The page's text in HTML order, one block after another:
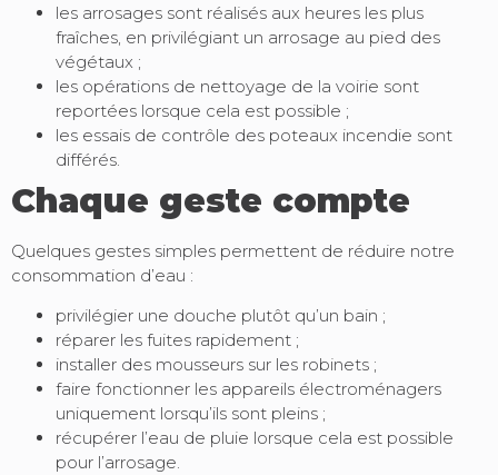
les arrosages sont réalisés aux heures les plus
fraîches, en privilégiant un arrosage au pied des
végétaux ;
les opérations de nettoyage de la voirie sont
reportées lorsque cela est possible ;
les essais de contrôle des poteaux incendie sont
différés.
Chaque geste compte
Quelques gestes simples permettent de réduire notre
consommation d’eau :
privilégier une douche plutôt qu’un bain ;
réparer les fuites rapidement ;
installer des mousseurs sur les robinets ;
faire fonctionner les appareils électroménagers
uniquement lorsqu’ils sont pleins ;
récupérer l’eau de pluie lorsque cela est possible
pour l’arrosage.